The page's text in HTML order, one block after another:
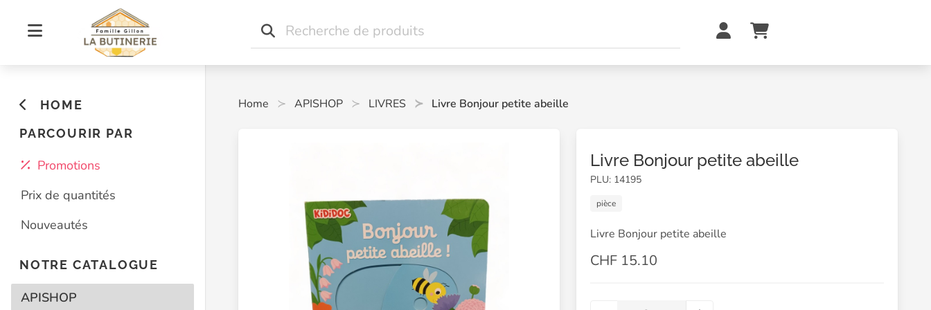
HOME
PARCOURIR PAR
Promotions
Prix de quantités
Nouveautés
NOTRE CATALOGUE
APISHOP
Home APISHOP LIVRES Livre Bonjour petite abeille
Livre Bonjour petite abeille
PLU: 14195
pièce
Livre Bonjour petite abeille
CHF 15.10